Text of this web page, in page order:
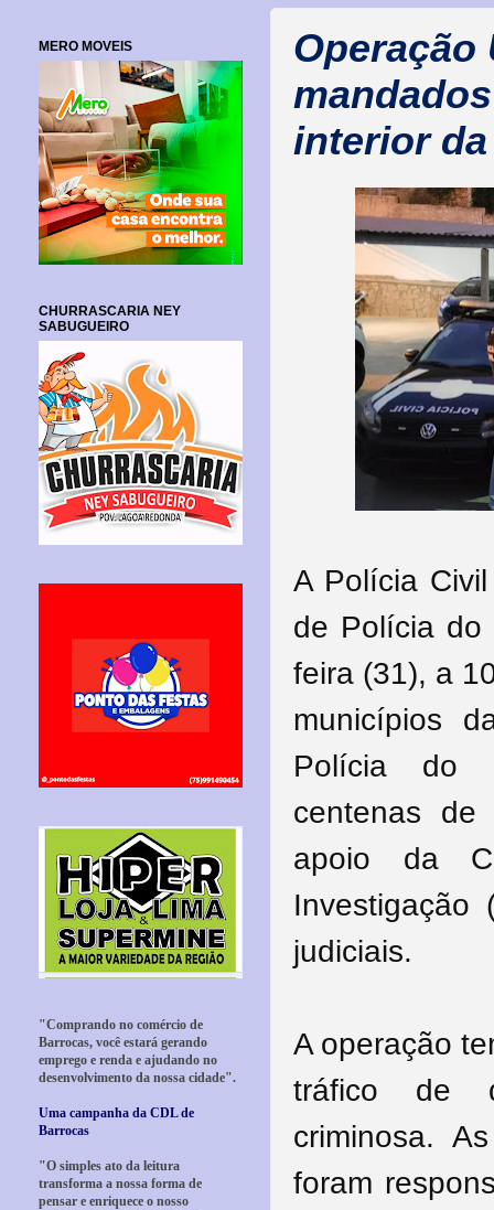
Operação
interior
A Polícia
de Polícia do
feira (31), a
municípios
Polícia do
centenas
apoio da
Investigação
judiciais.
A operação
tráfico de
criminosa.
foram
MERO MOVEIS
CHURRASCARIA NEY
SABUGUEIRO
"Comprando no comércio de
Barrocas, você estará gerando
emprego e renda e ajudando no
desenvolvimento da nossa cidade".
Uma campanha da CDL de
Barrocas
"O simples ato da leitura
transforma a nossa forma de
pensar e enriquece o nosso